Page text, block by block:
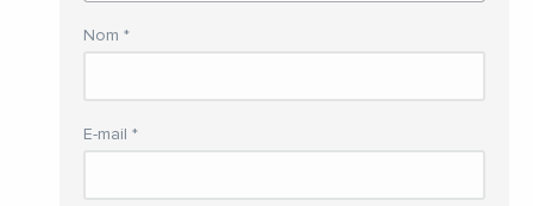
Nom *
E-mail *